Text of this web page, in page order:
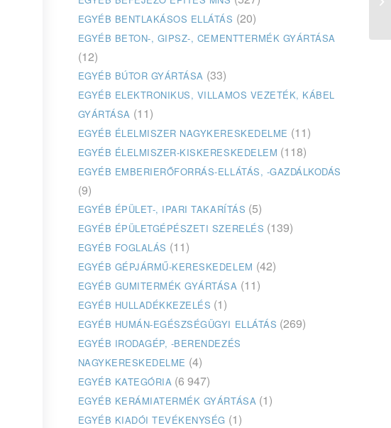
EGYÉB BENTLAKÁSOS ELLÁTÁS (20)
EGYÉB BETON-, GIPSZ-, CEMENTTERMÉK GYÁRTÁSA
(12)
EGYÉB BÚTOR GYÁRTÁSA (33)
EGYÉB ELEKTRONIKUS, VILLAMOS VEZETÉK, KÁBEL
GYÁRTÁSA (11)
EGYÉB ÉLELMISZER NAGYKERESKEDELME (11)
EGYÉB ÉLELMISZER-KISKERESKEDELEM (118)
EGYÉB EMBERIERŐFORRÁS-ELLÁTÁS, -GAZDÁLKODÁS
(9)
EGYÉB ÉPÜLET-, IPARI TAKARÍTÁS (5)
EGYÉB ÉPÜLETGÉPÉSZETI SZERELÉS (139)
EGYÉB FOGLALÁS (11)
EGYÉB GÉPJÁRMŰ-KERESKEDELEM (42)
EGYÉB GUMITERMÉK GYÁRTÁSA (11)
EGYÉB HULLADÉKKEZELÉS (1)
EGYÉB HUMÁN-EGÉSZSÉGÜGYI ELLÁTÁS (269)
EGYÉB IRODAGÉP, -BERENDEZÉS
NAGYKERESKEDELME (4)
EGYÉB KATEGÓRIA (6 947)
EGYÉB KERÁMIATERMÉK GYÁRTÁSA (1)
EGYÉB KIADÓI TEVÉKENYSÉG (1)